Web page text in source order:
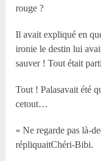
rouge ?
Il avait expliqué en
ironie le destin lui
sauver ! Tout était
Tout ! Palasavait été
cetout…
« Ne regarde pas là-
répliquaitChéri-Bibi.